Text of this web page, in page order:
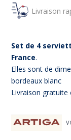
Livraison
Set de 4
France.
Elles sont de
bordeaux blanc
Livraison gratuite